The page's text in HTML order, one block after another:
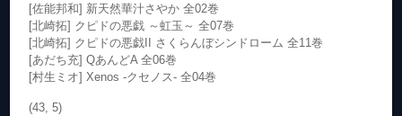
[佐能邦和] 新天然華汁さやか 全02巻
[北崎拓] クピドの悪戯 ～虹玉～ 全07巻
[北崎拓] クピドの悪戯II さくらんぼシンドローム 全11巻
[あだち充] QあんどA 全06巻
[村生ミオ] Xenos -クセノス- 全04巻
(43, 5)